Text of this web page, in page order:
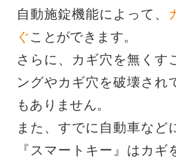
自動施錠機能によって、
ぐことができます。
さらに、カギ穴を無くす
ングやカギ穴を破壊され
もありません。
また、すでに自動車など
『スマートキー』はカギ